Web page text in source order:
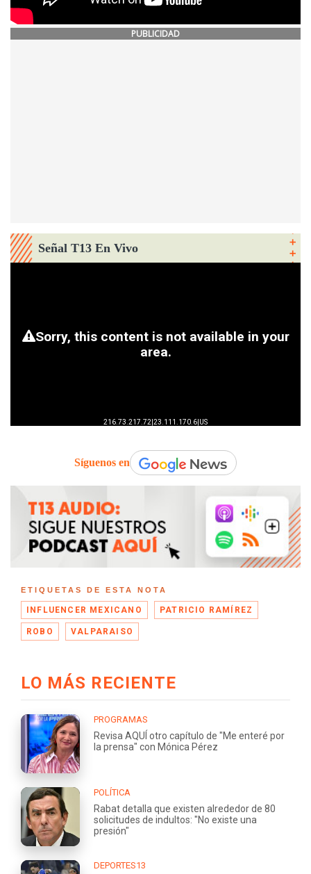
PUBLICIDAD
Señal T13 En Vivo
Síguenos en
ETIQUETAS DE ESTA NOTA
INFLUENCER MEXICANO PATRICIO RAMÍREZ
ROBO VALPARAISO
LO MÁS RECIENTE
PROGRAMAS
Revisa AQUÍ otro capítulo de "Me enteré por
la prensa" con Mónica Pérez
POLÍTICA
Rabat detalla que existen alrededor de 80
solicitudes de indultos: "No existe una
presión"
DEPORTES13